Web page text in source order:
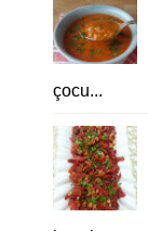
çocu...